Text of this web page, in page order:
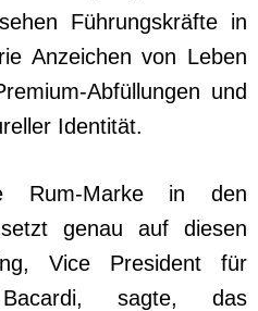
Führungskräfte in
Anzeichen von Leben
Abfüllungen und
Identität.
Rum-Marke in den
genau auf diesen
Vice President für
sagte, das